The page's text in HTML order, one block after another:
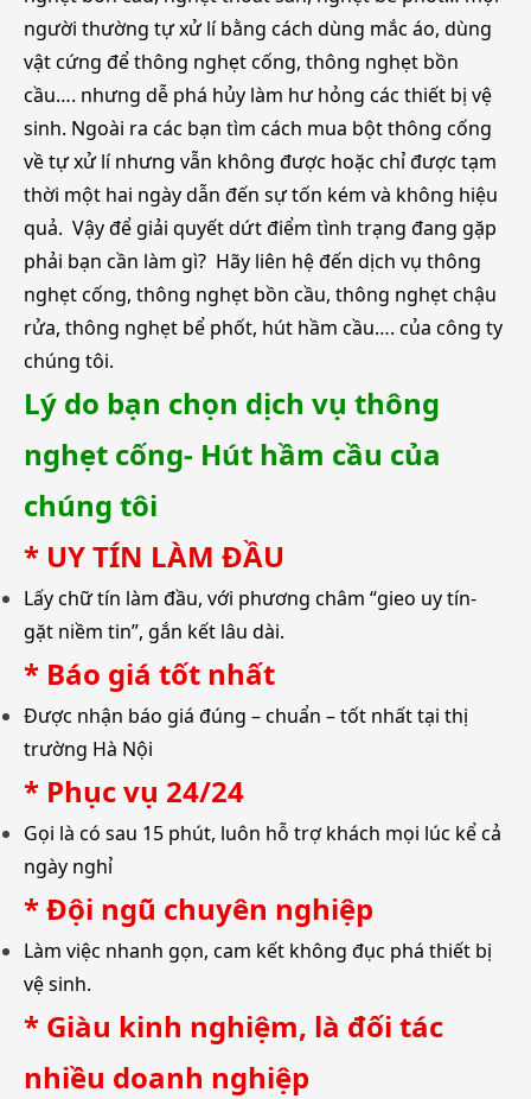
người thường tự xử lí bằng cách dùng mắc áo, dùng
vật cứng để thông nghẹt cống, thông nghẹt bồn
cầu…. nhưng dễ phá hủy làm hư hỏng các thiết bị vệ
sinh. Ngoài ra các bạn tìm cách mua bột thông cống
về tự xử lí nhưng vẫn không được hoặc chỉ được tạm
thời một hai ngày dẫn đến sự tốn kém và không hiệu
quả. Vậy để giải quyết dứt điểm tình trạng đang gặp
phải bạn cần làm gì? Hãy liên hệ đến dịch vụ thông
nghẹt cống, thông nghẹt bồn cầu, thông nghẹt chậu
rửa, thông nghẹt bể phốt, hút hầm cầu…. của công ty
chúng tôi.
Lý do bạn chọn dịch vụ thông
nghẹt cống- Hút hầm cầu của
chúng tôi
* UY TÍN LÀM ĐẦU
Lấy chữ tín làm đầu, với phương châm “gieo uy tín-
gặt niềm tin”, gắn kết lâu dài.
* Báo giá tốt nhất
Được nhận báo giá đúng – chuẩn – tốt nhất tại thị
trường Hà Nội
* Phục vụ 24/24
Gọi là có sau 15 phút, luôn hỗ trợ khách mọi lúc kể cả
ngày nghỉ
*Đội ngũ chuyên nghiệp
Làm việc nhanh gọn, cam kết không đục phá thiết bị
vệ sinh.
* Giàu kinh nghiệm, là đối tác
nhiều doanh nghiệp